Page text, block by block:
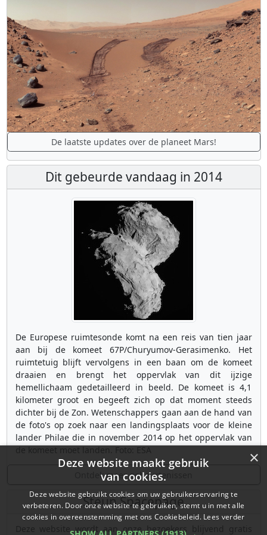
De laatste updates over de planeet Mars!
Dit gebeurde vandaag in 2014
De Europese ruimtesonde komt na een reis van tien jaar
aan bij de komeet 67P/Churyumov-Gerasimenko. Het
ruimtetuig blijft vervolgens in een baan om de komeet
draaien en brengt het oppervlak van dit ijzige
hemellichaam gedetailleerd in beeld. De komeet is 4,1
kilometer groot en begeeft zich op dat moment steeds
dichter bij de Zon. Wetenschappers gaan aan de hand van
de foto's op zoek naar een landingsplaats voor de kleine
lander Philae die in november 2014 op het oppervlak van
Ontdek meer gebeurtenissen
Steun Spacepage
Deze website wordt aan onze bezoekers blijvend gratis
×
Deze website maakt gebruik
van cookies.
Deze website gebruikt cookies om uw gebruikerservaring te
verbeteren. Door onze website te gebruiken, stemt u in met alle
cookies in overeenstemming met ons Cookiebeleid. Lees verder